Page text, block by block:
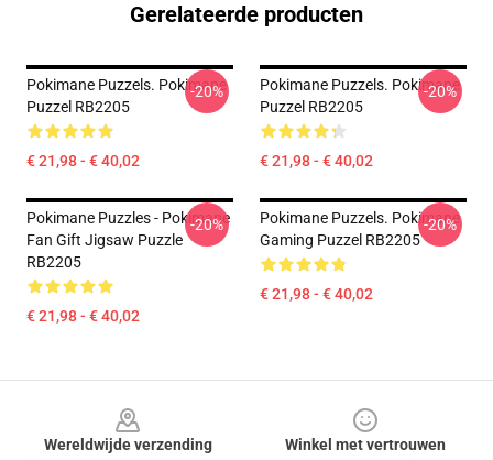
Gerelateerde producten
Pokimane Puzzels. Pokimane
Puzzel RB2205
€ 21,98 - € 40,02
-20%
Pokimane Puzzels. Pokimane
Puzzel RB2205
€ 21,98 - € 40,02
-20%
Pokimane Puzzles - Pokimane
Fan Gift Jigsaw Puzzle
RB2205
€ 21,98 - € 40,02
-20%
Pokimane Puzzels. Pokimane
Gaming Puzzel RB2205
€ 21,98 - € 40,02
-20%
Wereldwijde verzending
Winkel met vertrouwen